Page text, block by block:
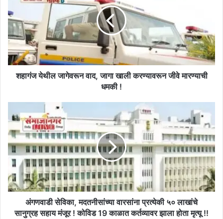
वाद,
जागा
खाली
करण्यावरून
जीवे
मारण्याची
धमकीशहागंज येथील जागेवरून वाद, जागा खाली करण्यावरून जीवे मारण्याची
धमकी !
सेविका,
मदतनीसांच्या
वारसांना
प्रत्येकी
५०
लाखांचे
सानुग्रह
सहाय
अंगणवाडी सेविका, मदतनीसांच्या वारसांना प्रत्येकी ५० लाखांचे
सानुग्रह सहाय मंजूर ! कोविड 19 काळात कर्तव्यावर झाला होता मृत्यू !!